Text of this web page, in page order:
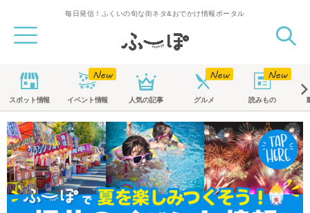
毎日発信！ふくいの旬な街ネタ&おでかけ情報ポータル
スポット情報 イベント情報 人気の記事 グルメ 読みもの